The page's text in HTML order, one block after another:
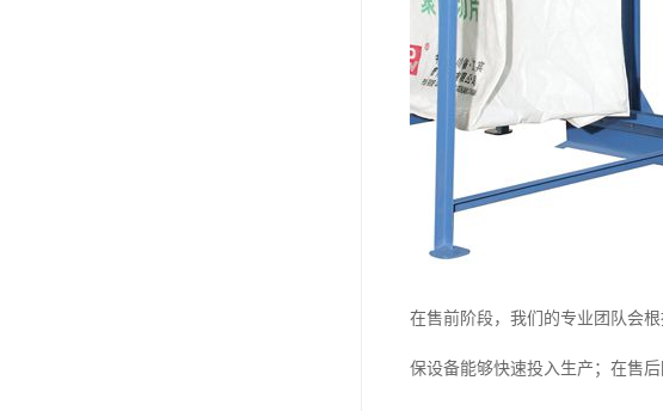
在售前阶段，我们的专业团队会
保设备能够快速投入生产；在售